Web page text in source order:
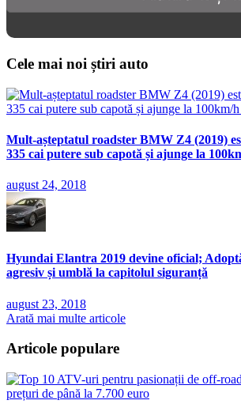
Cele mai noi știri auto
Mult-așteptatul roadster BMW Z4 (2019)
335 cai putere sub capotă și ajunge la
august 24, 2018
Hyundai Elantra 2019 devine oficial;
agresiv și umblă la capitolul siguranță
august 23, 2018
Arată mai multe articole
Articole populare